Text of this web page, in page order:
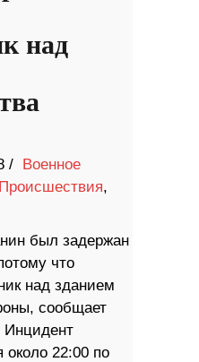
над
/ Военное
Происшествия,
был задержан
что
над зданием
сообщает
Инцидент
22:00 по